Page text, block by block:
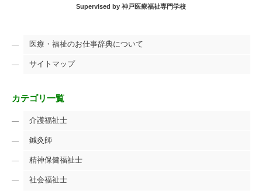
Supervised by 神戸医療福祉専門学校
医療・福祉のお仕事辞典について
サイトマップ
カテゴリ一覧
介護福祉士
鍼灸師
精神保健福祉士
社会福祉士